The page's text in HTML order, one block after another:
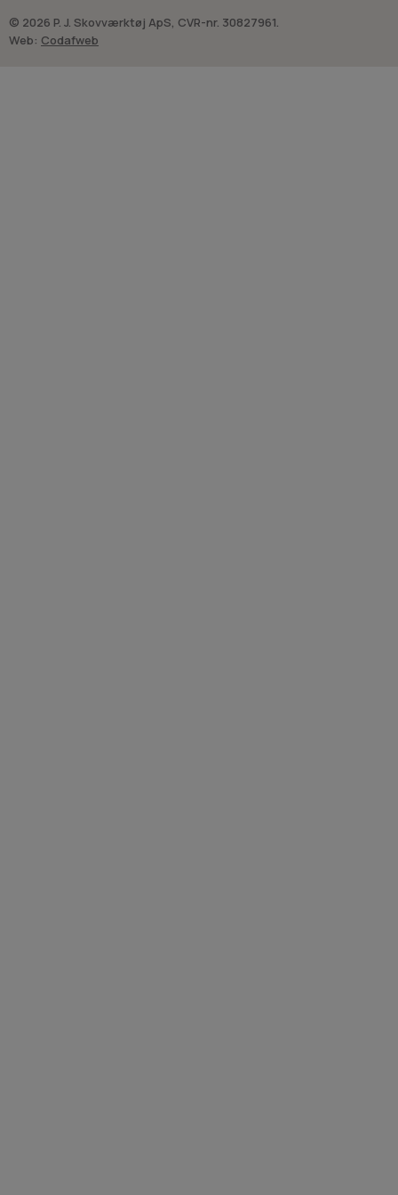
© 2026 P. J. Skovværktøj ApS, CVR-nr. 30827961.
Web: Codafweb